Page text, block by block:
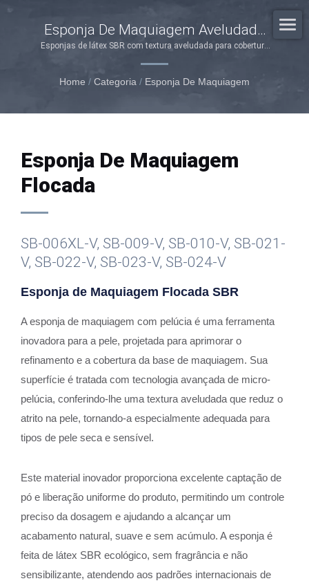
Esponja De Maquiagem Aveludada
Premium – Projetada Com Precisão
Para Resultados Profissionais
Esponjas de látex SBR com textura aveludada para cobertura
Home / Categoria / Esponja De Maquiagem
Esponja De Maquiagem
Flocada
SB-006XL-V, SB-009-V, SB-010-V, SB-021-
V, SB-022-V, SB-023-V, SB-024-V
Esponja de Maquiagem Flocada SBR
A esponja de maquiagem com pelúcia é uma ferramenta
inovadora para a pele, projetada para aprimorar o
refinamento e a cobertura da base de maquiagem. Sua
superfície é tratada com tecnologia avançada de micro-
pelúcia, conferindo-lhe uma textura aveludada que reduz o
atrito na pele, tornando-a especialmente adequada para
tipos de pele seca e sensível.
Este material inovador proporciona excelente captação de
pó e liberação uniforme do produto, permitindo um controle
preciso da dosagem e ajudando a alcançar um
acabamento natural, suave e sem acúmulo. A esponja é
feita de látex SBR ecológico, sem fragrância e não
sensibilizante, atendendo aos padrões internacionais de